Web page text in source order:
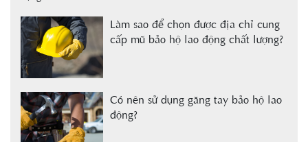
Làm sao để chọn được địa chỉ cung
cấp mũ bảo hộ lao động chất lượng?
Có nên sử dụng găng tay bảo hộ lao
động?